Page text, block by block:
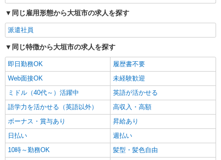
同じ雇用形態から大垣市の求人を探す
派遣社員
同じ特徴から大垣市の求人を探す
即日勤務OK
履歴書不要
Web面接OK
未経験歓迎
ミドル（40代～）活躍中
英語が活かせる
語学力を活かせる（英語以外）
高収入・高額
ボーナス・賞与あり
昇給あり
日払い
週払い
10時～勤務OK
髪型・髪色自由